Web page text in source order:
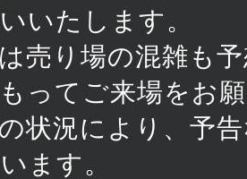
いたします。
売り場の混雑も
ってご来場をお
状況により、予
ます。